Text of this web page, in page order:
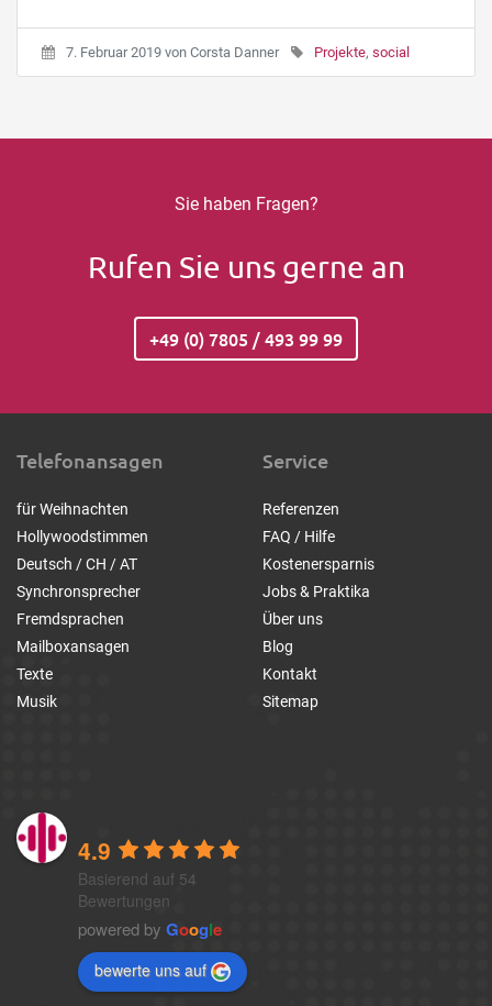
7. Februar 2019 von Corsta Danner Projekte, social
Sie haben Fragen?
Rufen Sie uns gerne an
+49 (0) 7805 / 493 99 99
Telefonansagen
für Weihnachten
Hollywoodstimmen
Deutsch / CH / AT
Synchronsprecher
Fremdsprachen
Mailboxansagen
Texte
Musik
4.9
Basierend auf 54
Bewertungen
powered by Google
bewerte uns auf
Service
Referenzen
FAQ / Hilfe
Kostenersparnis
Jobs & Praktika
Über uns
Blog
Kontakt
Sitemap